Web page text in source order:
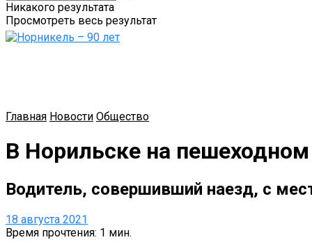
Никакого результата
Просмотреть весь результат
Главная Новости Общество
В Норильске на
Водитель, совершивший наезд, с
18 августа 2021
Время прочтения: 1 мин.